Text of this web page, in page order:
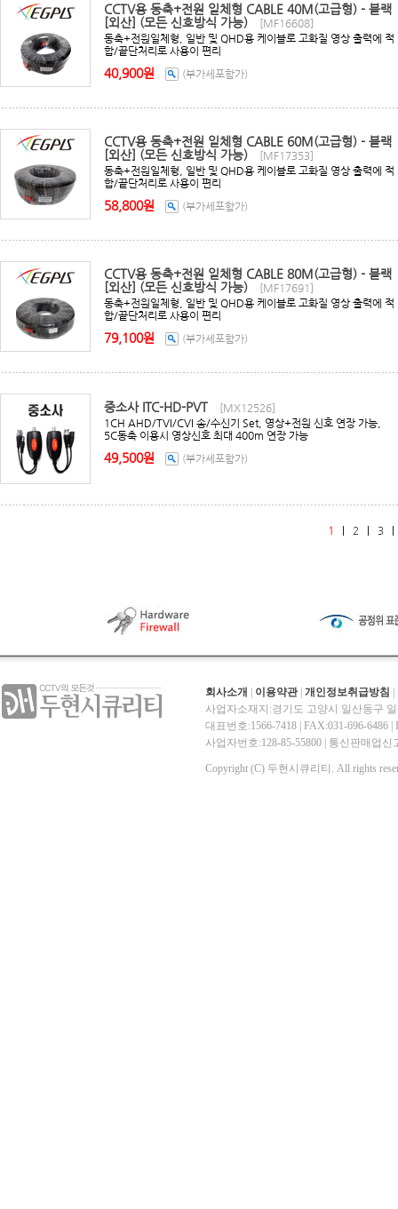
CCTV용 동축+전원 일체형 CABLE 40M(고급형) - 블랙
[외산] (모든 신호방식 가능)
[MF16608]
동축+전원일체형, 일반 및 QHD용 케이블로 고화질 영상 출력에 적
합/끝단처리로 사용이 편리
40,900원 (부가세포함가)
CCTV용 동축+전원 일체형 CABLE 60M(고급형) - 블랙
[외산] (모든 신호방식 가능)
[MF17353]
동축+전원일체형, 일반 및 QHD용 케이블로 고화질 영상 출력에 적
합/끝단처리로 사용이 편리
58,800원 (부가세포함가)
CCTV용 동축+전원 일체형 CABLE 80M(고급형) - 블랙
[외산] (모든 신호방식 가능)
[MF17691]
동축+전원일체형, 일반 및 QHD용 케이블로 고화질 영상 출력에 적
합/끝단처리로 사용이 편리
79,100원 (부가세포함가)
중소사 ITC-HD-PVT
[MX12526]
1CH AHD/TVI/CVI 송/수신기 Set, 영상+전원 신호 연장 가능,
5C동축 이용시 영상신호 최대 400m 연장 가능
49,500원 (부가세포함가)
1 | 2 | 3
회사소개 이용약관| 개인정보취급방침
사업자소재지:경기도 고양시 일산동구
대표번호:1566-7418 | FAX:031-696-6486 |
사업자번호:128-85-55800 | 통신판매업
Copyright (C) 두현시큐리티. All rights